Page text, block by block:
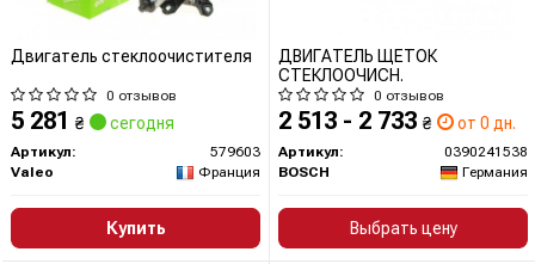
Двигатель стеклоочистителя
0 отзывов
5 281 ₴ сегодня
Артикул:
579603
Valeo
Франция
Купить
ДВИГАТЕЛЬ ЩЕТОК
СТЕКЛООЧИСН.
0 отзывов
2 513 - 2 733 ₴ от 0 дн.
Артикул:
0390241538
BOSCH
Германия
Выбрать цену